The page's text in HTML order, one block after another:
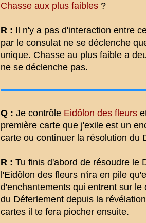
Chasse aux plus faibles ?
R : Il n'y a pas d'interaction entre
par le consulat ne se déclenche
unique. Chasse au plus faible a
ne se déclenche pas.
Q : Je contrôle Eidôlon des fleurs
première carte que j'exile est un
carte ou continuer la résolution du
R : Tu finis d'abord de résoudre le
l'Eidôlon des fleurs n'ira en pile
d'enchantements qui entrent sur
du Déferlement depuis la
cartes il te fera piocher ensuite.